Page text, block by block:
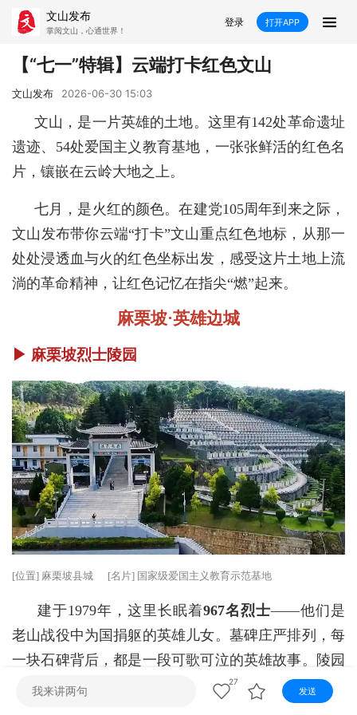
文山发布
掌阅文山，心通世界！
登录 打开APP
新闻
飞卡阅读 推荐
媒体看文山 直播 时事 专题
康养 社会
民族 商务
县市
文山市 砚山县 西畴县
丘北县 广南县
视听
视频快刷 视频点播 阿文工作室 文山新闻
壮语节目 苗语节目 瑶语节目
【“七一”特辑】云端打卡红色文山
文山发布 2026-06-30 15:03
文山，是一片英雄的土地。这里有142处革命遗址
遗迹、54处爱国主义教育基地，一张张鲜活的红色名
片， 镶嵌在云岭大地之上。
七月，是火红的颜色。在建党105周年到来之际，
文山发布带你云端“打卡”文山重点红色地标，从那一
处处浸透血与火的红色坐标出发，感受这片土地上流
淌的革命精神，让红色记忆在指尖“燃”起来。
麻栗坡·英雄边城
▶ 麻栗坡烈士陵园
[位置] 麻栗坡县城 [名片] 国家级爱国主义教育示范基地
建于1979年，这里长眠着967名烈士——他们是
老山战役中为国捐躯的英雄儿女。墓碑庄严排列，每
一块石碑背后，都是一段可歌可泣的英雄故事。陵园
是云南省乃至全国开展爱国主义、革命英雄主义教育
27
发送